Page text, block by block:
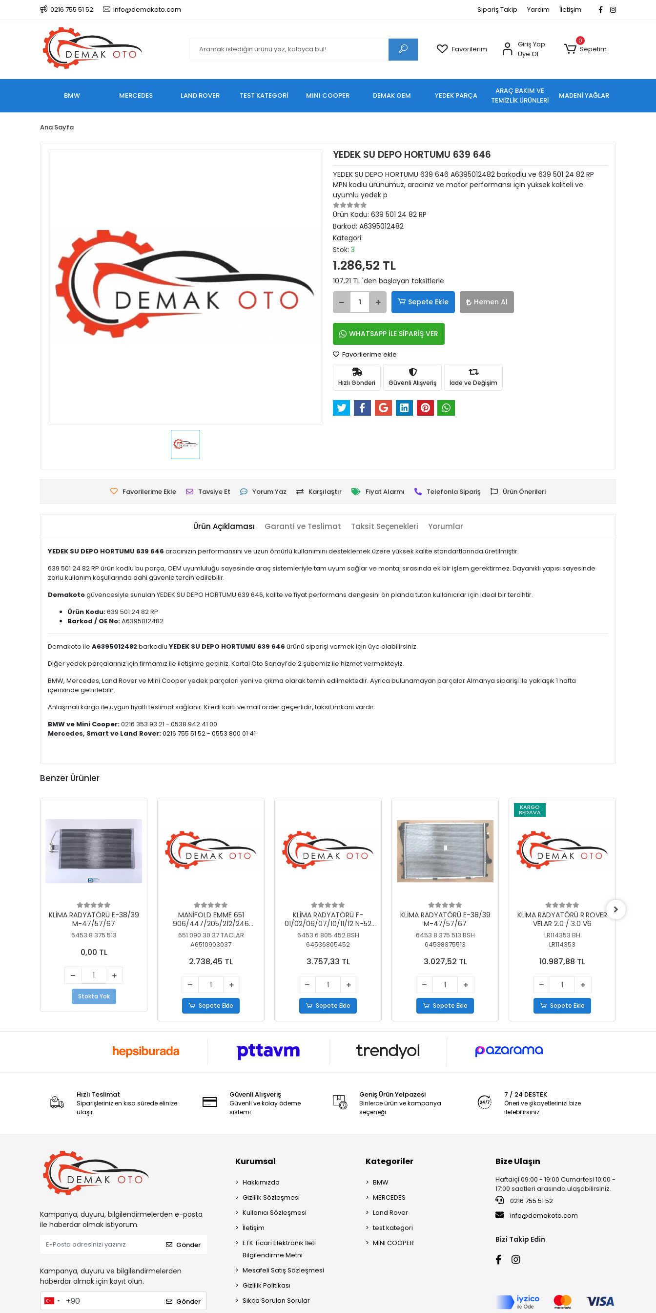
0216 755 51 52 info@demakoto.com Sipariş Takip Yardım İletişim
Favorilerim
Giriş Yap
Üye Ol
0
Sepetim
BMW MERCEDES LAND ROVER TEST KATEGORİ MINI COOPER DEMAK OEM YEDEK PARÇA
ARAÇ BAKIM VE
TEMİZLİK ÜRÜNLERİ
MADENİ YAĞLAR
Ana Sayfa
YEDEK SU DEPO HORTUMU 639 646
YEDEK SU DEPO HORTUMU 639 646 A6395012482 barkodlu ve 639 501 24 82 RP
MPN kodlu ürünümüz, aracınız ve motor performansı için yüksek kaliteli ve
uyumlu yedek p
Ürün Kodu: 639 501 24 82 RP
Barkod: A6395012482
Kategori:
Stok: 3
1.286,52 TL
107,21 TL 'den başlayan taksitlerle
Sepete Ekle Hemen Al
WHATSAPP İLE SİPARİŞ VER
Favorilerime ekle
Hızlı Gönderi Güvenli Alışveriş İade ve Değişim
Favorilerime Ekle Tavsiye Et Yorum Yaz Karşılaştır Fiyat Alarmı Telefonla Sipariş Ürün Önerileri
Ürün Açıklaması Garanti ve Teslimat Taksit Seçenekleri Yorumlar
YEDEK SU DEPO HORTUMU 639 646 aracınızın performansını ve uzun ömürlü kullanımını desteklemek üzere yüksek kalite standartlarında üretilmiştir.
639 501 24 82 RP ürün kodlu bu parça, OEM uyumluluğu sayesinde araç sistemleriyle tam uyum sağlar ve montaj sırasında ek bir işlem gerektirmez. Dayanıklı yapısı sayesinde
zorlu kullanım koşullarında dahi güvenle tercih edilebilir.
Demakotogüvencesiyle sunulan YEDEK SU DEPO HORTUMU 639 646, kalite ve fiyat performans dengesini ön planda tutan kullanıcılar için ideal bir tercihtir.
Ürün Kodu:639 501 24 82 RP
Barkod / OE No:A6395012482
Demakoto ile A6395012482barkodlu YEDEK SU DEPO HORTUMU 639 646 ürünü siparişi vermek için üye olabilirsiniz.
Diğer yedek parçalarınız için firmamız ile iletişime geçiniz. Kartal Oto Sanayi’de 2 şubemiz ile hizmet vermekteyiz.
BMW, Mercedes, Land Rover ve Mini Cooper yedek parçaları yeni ve çıkma olarak temin edilmektedir. Ayrıca bulunamayan parçalar Almanya siparişi ile yaklaşık 1 hafta
içerisinde getirilebilir.
Anlaşmalı kargo ile uygun fiyatlı teslimat sağlanır. Kredi kartı ve mail order geçerlidir, taksit imkanı vardır.
BMW ve Mini Cooper:0216 353 93 21 - 0538 942 41 00
Mercedes, Smart ve Land Rover:0216 755 51 52 - 0553 800 01 41
Benzer Ürünler
KLİMA RADYATÖRÜ E-38/39
M-47/57/67
6453 8 375 513
0,00 TL
Stokta Yok
MANİFOLD EMME 651
906/447/205/212/246
KELEBEKSİZ
651 090 30 37 TACLAR
A6510903037
2.738,45 TL
Sepete Ekle
KLİMA RADYATÖRÜ F-
01/02/06/07/10/11/12 N-52
N/N-53/57/63
6453 6 805 452 BSH
64536805452
3.757,33 TL
Sepete Ekle
KLİMA RADYATÖRÜ E-38/39
M-47/57/67
6453 8 375 513 BSH
64538375513
3.027,52 TL
Sepete Ekle
KARGO
BEDAVA
KLİMA RADYATÖRÜ R.ROVER
VELAR 2.0 / 3.0 V6
LR114353 BH
LR114353
10.987,88 TL
Sepete Ekle
Hızlı Teslimat
Siparişleriniz en kısa sürede elinize
ulaşır.
Güvenli Alışveriş
Güvenli ve kolay ödeme
sistemi
Geniş Ürün Yelpazesi
Binlerce ürün ve kampanya
seçeneği
7 / 24 DESTEK
Öneri ve şikayetlerinizi bize
iletebilirsiniz.
Kampanya, duyuru, bilgilendirmelerden e-posta
ile haberdar olmak istiyorum.
Gönder
Kampanya, duyuru ve bilgilendirmelerden
haberdar olmak için kayıt olun.
Gönder
Kurumsal
Hakkımızda
Gizlilik Sözleşmesi
Kullanıcı Sözleşmesi
İletişim
ETK Ticari Elektronik İleti
Bilgilendirme Metni
Mesafeli Satış Sözleşmesi
Gizlilik Politikası
Sıkça Sorulan Sorular
Kategoriler
BMW
MERCEDES
Land Rover
test kategori
MINI COOPER
Bize Ulaşın
Haftaiçi 09:00 - 19:00 Cumartesi 10:00 -
17:00 saatleri arasında ulaşabilirsiniz.
0216 755 51 52
info@demakoto.com
Bizi Takip Edin